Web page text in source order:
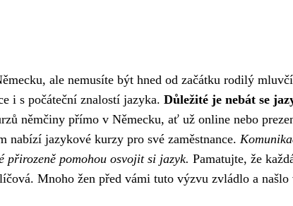
ale nemusíte být hned od začátku rodilý
i s počáteční znalostí jazyka. Důležité je nebát se
němčiny přímo v Německu, ať už online nebo
jazykové kurzy pro své zaměstnance.
přirozeně pomohou osvojit si jazyk. Pamatujte, že
Mnoho žen před vámi tuto výzvu zvládlo a našlo